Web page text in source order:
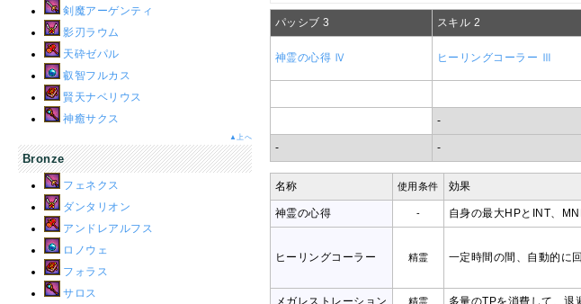
パッシブ 3 スキル 2
神霊の心得 Ⅳ ヒーリングコーラー Ⅲ
-
- -
名称 使用条件 効果
神霊の心得 - 自身の最大HPとINT、
ヒーリングコーラー 精霊 一定時間の間、自動的に
メガレストレーション 精霊 多量のTPを消費して、退
剣魔アーゲンティ
影刃ラウム
天砕ゼパル
叡智フルカス
賢天ナベリウス
神癒サクス
▲上へ
Bronze
フェネクス
ダンタリオン
アンドレアルフス
ロノウェ
フォラス
サロス